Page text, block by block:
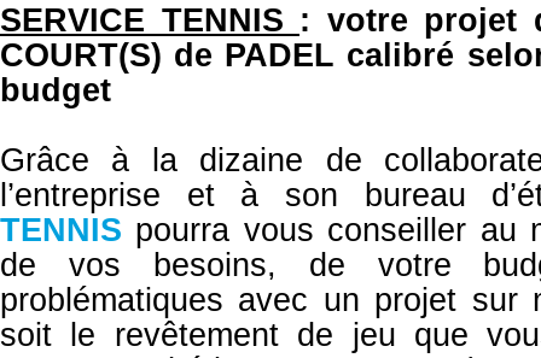
SERVICE TENNIS : votre projet
COURT(S) de PADEL calibré
budget
Grâce à la dizaine de
l’entreprise et à son bureau
TENNIS pourra vous conseiller au
de vos besoins, de votre
problématiques avec un projet sur
soit le revêtement de jeu que